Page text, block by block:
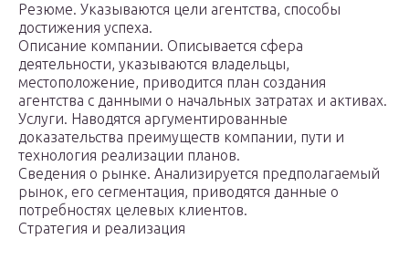
Резюме. Указываются цели агентства, способы
достижения успеха.
Описание компании. Описывается сфера
деятельности, указываются владельцы,
местоположение, приводится план создания
агентства с данными о начальных затратах и активах.
Услуги. Наводятся аргументированные
доказательства преимуществ компании, пути и
технология реализации планов.
Сведения о рынке. Анализируется предполагаемый
рынок, его сегментация, приводятся данные о
потребностях целевых клиентов.
Стратегия и реализация